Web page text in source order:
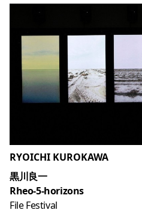
RYOICHI KUROKAWA
黒川良一
Rheo-5-horizons
File Festival